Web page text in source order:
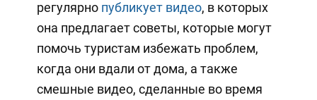
регулярно публикует видео, в которых
она предлагает советы, которые могут
помочь туристам избежать проблем,
когда они вдали от дома, а также
смешные видео, сделанные во время